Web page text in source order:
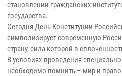
становлении гражданских
государства.
Сегодня День Конституции
символизирует современную
страну, сила которой в
В условиях проведения
необходимо помнить – мир и